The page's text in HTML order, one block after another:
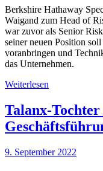
Berkshire Hathaway
Waigand zum Head of
war zuvor als Senior
seiner neuen Position
voranbringen und
das Unternehmen.
Weiterlesen
Talanx-
9. September 2022